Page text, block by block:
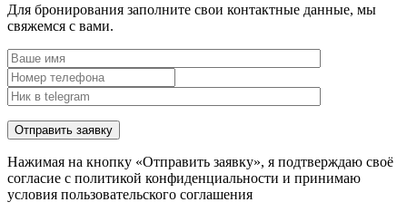
Для бронирования заполните свои контактные данные, мы
свяжемся с вами.
Нажимая на кнопку «Отправить заявку», я подтверждаю своё
согласие с политикой конфиденциальности и принимаю
условия пользовательского соглашения